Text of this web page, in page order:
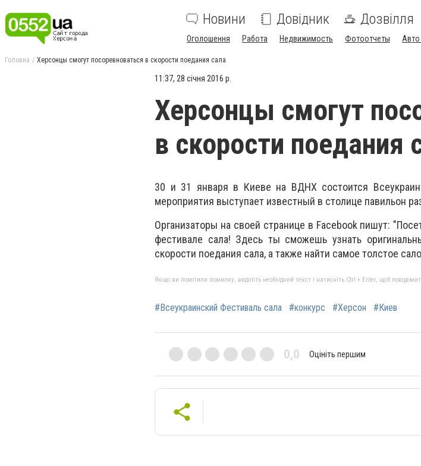
Новини Довідник Дозвілля
Оголошення Работа Недвижимость Фотоотчеты
Головна Херсонцы смогут посоревноваться в скорости поедания сала
11:37, 28 січня 2016 р.
Херсонцы смогут
в скорости поедания
30 и 31 января в Киеве на ВДНХ состоится
мероприятия выступает известный в столице павильон
Организаторы на своей странице в Facebook пишут:
фестивале сала! Здесь ты сможешь узнать
скорости поедания сала, а также найти самое толстое
Якщо ви помітили помилку, виділіть необхідний текст і натисніть Ctrl + Enter, щоб
#Всеукраинский Фестиваль сала #конкурс #Херсон #Киев
0,0 Оцініть першим